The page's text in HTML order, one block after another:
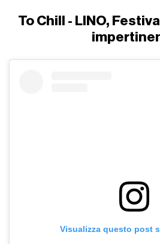
To Chill - LINO,
Visualizza questo post